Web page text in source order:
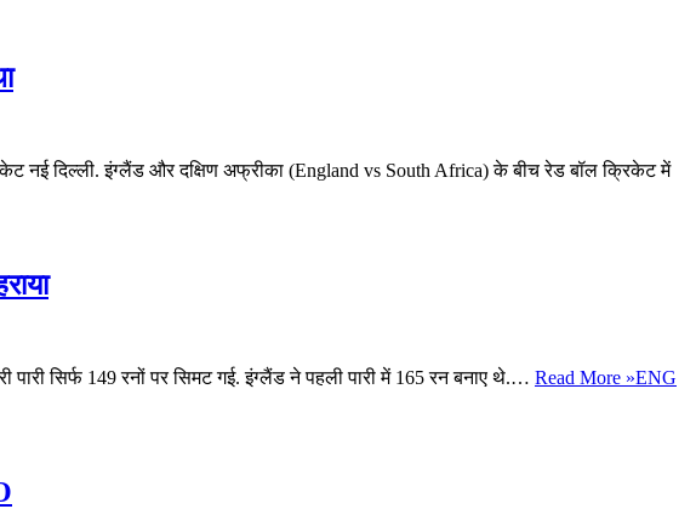
नई दिल्ली. इंग्लैंड और दक्षिण अफ्रीका (England vs South Africa) के बीच रेड बॉल क्रिकेट में
सिर्फ 149 रनों पर सिमट गई. इंग्लैंड ने पहली पारी में 165 रन बनाए थे.… Read More »ENG